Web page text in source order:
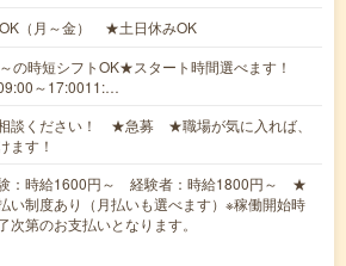
（月～金） ★土日休みOK
の時短シフトOK★スタート時間選べます！
～17:0011:…
談ください！ ★急募 ★職場が気に入れば、
ます！
：時給1600円～ 経験者：時給1800円～ ★
い制度あり（月払いも選べます）※稼働開始時
次第のお支払いとなります。